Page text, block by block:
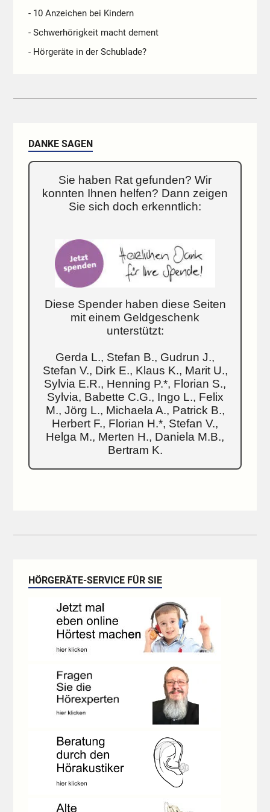
- 10 Anzeichen bei Kindern
- Schwerhörigkeit macht dement
- Hörgeräte in der Schublade?
DANKE SAGEN
Sie haben Rat gefunden? Wir
konnten Ihnen helfen? Dann zeigen
Sie sich doch erkenntlich:
Diese Spender haben diese Seiten
mit einem Geldgeschenk
unterstützt:
Gerda L., Stefan B., Gudrun J.,
Stefan V., Dirk E., Klaus K., Marit U.,
Sylvia E.R., Henning P.*, Florian S.,
Sylvia, Babette C.G., Ingo L., Felix
M., Jörg L., Michaela A., Patrick B.,
Herbert F., Florian H.*, Stefan V.,
Helga M., Merten H., Daniela M.B.,
Bertram K.
HÖRGERÄTE-SERVICE FÜR SIE